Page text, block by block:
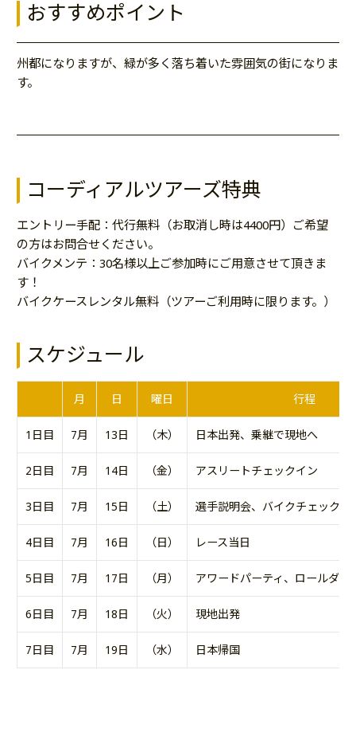
おすすめポイント
州都になりますが、緑が多く落ち着いた雰囲気の街になりま
す。
コーディアルツアーズ特典
エントリー手配：代行無料（お取消し時は4400円）ご希望
の方はお問合せください。
バイクメンテ：30名様以上ご参加時にご用意させて頂きま
す！
バイクケースレンタル無料（ツアーご利用時に限ります。）
スケジュール
月 日 曜日 行程
1日目 7月 13日 （木） 日本出発、乗継で現地へ
2日目 7月 14日 （金） アスリートチェックイン
3日目 7月 15日 （土） 選手説明会、バイクチェックイ
4日目 7月 16日 （日） レース当日
5日目 7月 17日 （月） アワードパーティ、ロールダウ
6日目 7月 18日 （火） 現地出発
7日目 7月 19日 （水） 日本帰国